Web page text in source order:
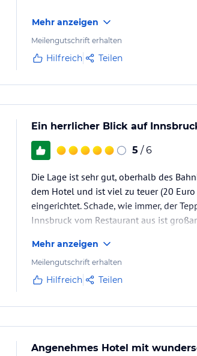
Mehr anzeigen
Meilengutschrift erhalten
Hilfreich Teilen
Ein herrlicher Blick auf
5 / 6
Die Lage ist sehr gut, oberhalb des
dem Hotel und ist viel zu teuer (20
eingerichtet. Schade, wie immer, der
Innsbruck vom Restaurant aus ist
Mehr anzeigen
Meilengutschrift erhalten
Hilfreich Teilen
Angenehmes Hotel mit